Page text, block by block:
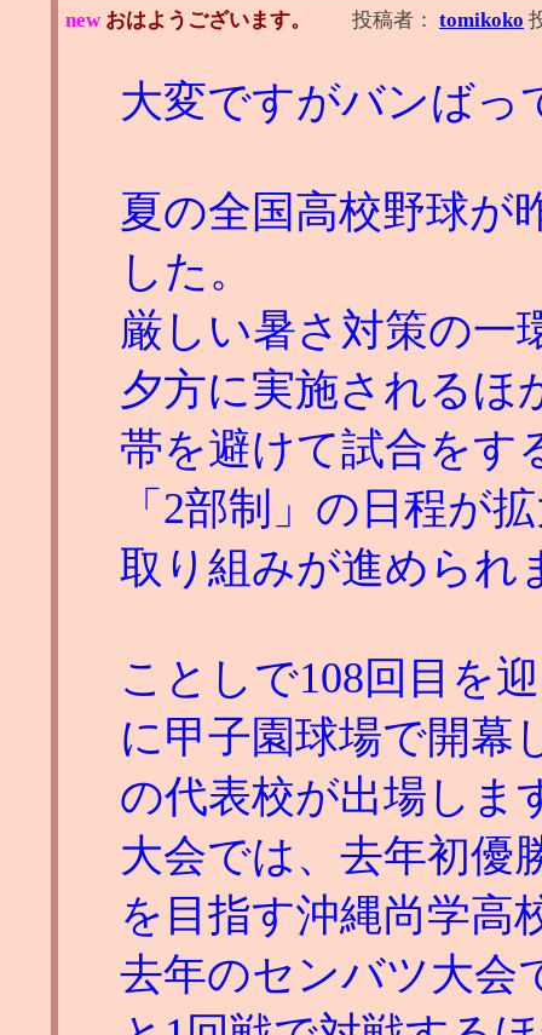
new おはようございます。 投稿者： tomikoko
大変ですがバンばっ
夏の全国高校野球が
した。
厳しい暑さ対策の一
夕方に実施されるほ
帯を避けて試合をす
「2部制」の日程が
取り組みが進められ
ことしで108回目を
に甲子園球場で開幕
の代表校が出場しま
大会では、去年初優
を目指す沖縄尚学高
去年のセンバツ大会